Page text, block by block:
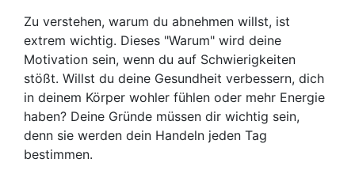
Zu verstehen, warum du abnehmen willst, ist
extrem wichtig. Dieses "Warum" wird deine
Motivation sein, wenn du auf Schwierigkeiten
stößt. Willst du deine Gesundheit verbessern, dich
in deinem Körper wohler fühlen oder mehr Energie
haben? Deine Gründe müssen dir wichtig sein,
denn sie werden dein Handeln jeden Tag
bestimmen.